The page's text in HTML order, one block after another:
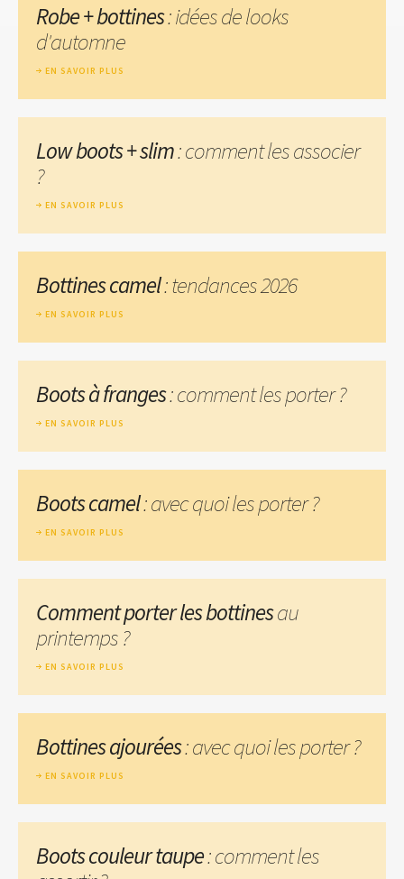
Robe + bottines: idées de looks
d'automne
EN SAVOIR PLUS
Low boots + slim: comment les associer
?
EN SAVOIR PLUS
Bottines camel: tendances 2026
EN SAVOIR PLUS
Boots à franges: comment les porter ?
EN SAVOIR PLUS
Boots camel: avec quoi les porter ?
EN SAVOIR PLUS
Comment porter les bottinesau
printemps ?
EN SAVOIR PLUS
Bottines ajourées: avec quoi les porter ?
EN SAVOIR PLUS
Boots couleur taupe: comment les